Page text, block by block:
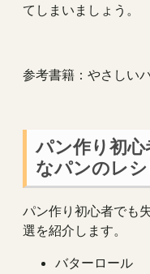
てしまいましょう。
参考書籍：やさしい
パン作り初
なパンのレ
パン作り初心者でも
選を紹介します。
バターロール